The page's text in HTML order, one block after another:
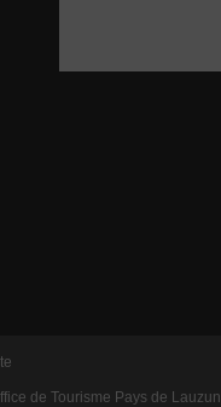
de Tourisme Pays de Lauzun